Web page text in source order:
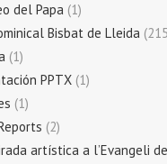
del Papa (1)
Bisbat de Lleida
(1)
PPTX (1)
(1)
(2)
artística a l’Evangeli